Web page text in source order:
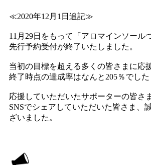
≪2020年12月1日追記≫
11月29日をもって「アロマインソール
先行予約受付が終了いたしました。
当初の目標を超える多くの皆さまに応
終了時点の達成率はなんと205％でした
応援していただいたサポーターの皆さま
SNSでシェアしていただいた皆さま、
ざいました。